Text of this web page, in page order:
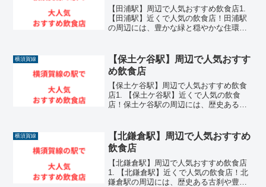
【田浦駅】周辺で人気おすすめ飲食店1.
【田浦駅】近くで人気の飲食店！田浦駅
の周辺には、豊かな緑と穏やかな住環境
賀市内の生活拠点として毎日多くの人々
が利用する駅だからこ...
横須賀線
【保土ケ谷駅】周辺で人気おすす
め飲食店
【保土ケ谷駅】周辺で人気おすすめ飲食
店1. 【保土ケ谷駅】近くで人気の飲食
店！保土ケ谷駅の周辺には、歴史ある宿
飲食店が数多く存在しています。横浜駅
まで一駅という抜群の利...
横須賀線
【北鎌倉駅】周辺で人気おすすめ
飲食店
【北鎌倉駅】周辺で人気おすすめ飲食店
1. 【北鎌倉駅】近くで人気の飲食店！北
鎌倉駅の周辺には、歴史ある古刹や豊か